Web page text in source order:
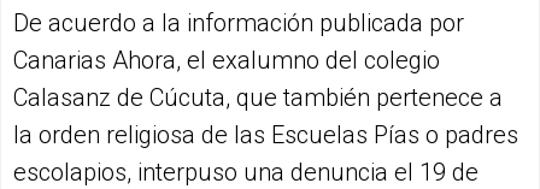
De acuerdo a la información publicada por
Canarias Ahora, el exalumno del colegio
Calasanz de Cúcuta, que también pertenece a
la orden religiosa de las Escuelas Pías o padres
escolapios, interpuso una denuncia el 19 de